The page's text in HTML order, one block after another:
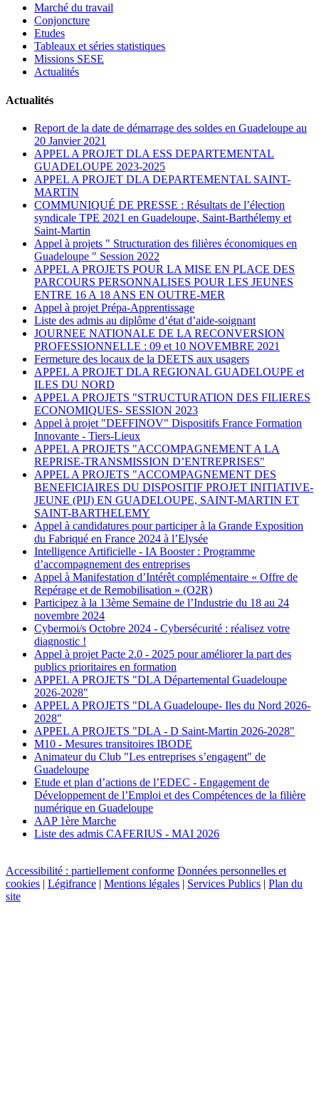
Marché du travail
Conjoncture
Etudes
Tableaux et séries statistiques
Missions SESE
Actualités
Actualités
Report de la date de démarrage des soldes en Guadeloupe au
20 Janvier 2021
APPEL A PROJET DLA ESS DEPARTEMENTAL
GUADELOUPE 2023-2025
APPEL A PROJET DLA DEPARTEMENTAL SAINT-
MARTIN
COMMUNIQUÉ DE PRESSE : Résultats de l’élection
syndicale TPE 2021 en Guadeloupe, Saint-Barthélemy et
Saint-Martin
Appel à projets " Structuration des filières économiques en
Guadeloupe " Session 2022
APPEL A PROJETS POUR LA MISE EN PLACE DES
PARCOURS PERSONNALISES POUR LES JEUNES
ENTRE 16 A 18 ANS EN OUTRE-MER
Appel à projet Prépa-Apprentissage
Liste des admis au diplôme d’état d’aide-soignant
JOURNEE NATIONALE DE LA RECONVERSION
PROFESSIONNELLE : 09 et 10 NOVEMBRE 2021
Fermeture des locaux de la DEETS aux usagers
APPEL A PROJET DLA REGIONAL GUADELOUPE et
ILES DU NORD
APPEL A PROJETS "STRUCTURATION DES FILIERES
ECONOMIQUES- SESSION 2023
Appel à projet "DEFFINOV" Dispositifs France Formation
Innovante - Tiers-Lieux
APPEL A PROJETS "ACCOMPAGNEMENT A LA
REPRISE-TRANSMISSION D’ENTREPRISES"
APPEL A PROJETS "ACCOMPAGNEMENT DES
BENEFICIAIRES DU DISPOSITIF PROJET INITIATIVE-
JEUNE (PIJ) EN GUADELOUPE, SAINT-MARTIN ET
SAINT-BARTHELEMY
Appel à candidatures pour participer à la Grande Exposition
du Fabriqué en France 2024 à l’Elysée
Intelligence Artificielle - IA Booster : Programme
d’accompagnement des entreprises
Appel à Manifestation d’Intérêt complémentaire « Offre de
Repérage et de Remobilisation » (O2R)
Participez à la 13ème Semaine de l’Industrie du 18 au 24
novembre 2024
Cybermoi/s Octobre 2024 - Cybersécurité : réalisez votre
diagnostic !
Appel à projet Pacte 2.0 - 2025 pour améliorer la part des
publics prioritaires en formation
APPEL A PROJETS "DLA Départemental Guadeloupe
2026-2028"
APPEL A PROJETS "DLA Guadeloupe- Iles du Nord 2026-
2028"
APPEL A PROJETS "DLA - D Saint-Martin 2026-2028"
M10 - Mesures transitoires IBODE
Animateur du Club "Les entreprises s’engagent" de
Guadeloupe
Etude et plan d’actions de l’EDEC - Engagement de
Développement de l’Emploi et des Compétences de la filière
numérique en Guadeloupe
AAP 1ère Marche
Liste des admis CAFERIUS - MAI 2026
Accessibilité : partiellement conforme Données personnelles et
cookies | Légifrance | Mentions légales | Services Publics | Plan du
site